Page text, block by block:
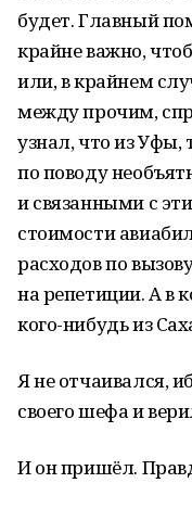
будет. Главный
крайне важно,
или, в крайнем
между прочим,
узнал, что из Уфы,
по поводу
и связанными с
стоимости
расходов по
на репетиции. А в
кого-нибудь из
Я не отчаивался,
своего шефа и
И он пришёл.